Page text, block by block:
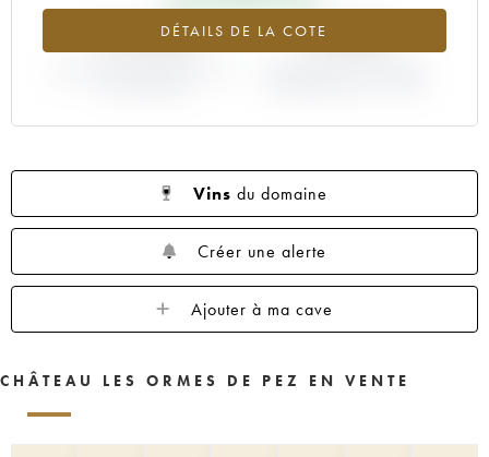
DÉTAILS DE LA COTE
+13.49% +9.09%
Vins du domaine
Créer une alerte
Ajouter à ma cave
CHÂTEAU LES ORMES DE PEZ EN VENTE